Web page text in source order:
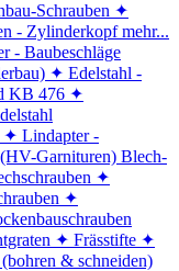
Schrauben ✦
- Zylinderkopf mehr...
- Baubeschläge
✦ Edelstahl -
KB 476 ✦
✦ Lindapter -
Garnituren) Blech-
✦
✦
✦ Frässtifte ✦
& schneiden)